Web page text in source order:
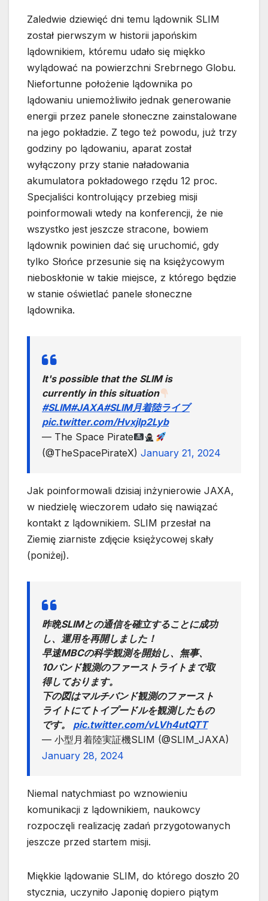
Zaledwie dziewięć dni temu lądownik SLIM
został pierwszym w historii japońskim
lądownikiem, któremu udało się miękko
wylądować na powierzchni Srebrnego Globu.
Niefortunne położenie lądownika po
lądowaniu uniemożliwiło jednak generowanie
energii przez panele słoneczne zainstalowane
na jego pokładzie. Z tego też powodu, już trzy
godziny po lądowaniu, aparat został
wyłączony przy stanie naładowania
akumulatora pokładowego rzędu 12 proc.
Specjaliści kontrolujący przebieg misji
poinformowali wtedy na konferencji, że nie
wszystko jest jeszcze stracone, bowiem
lądownik powinien dać się uruchomić, gdy
tylko Słońce przesunie się na księżycowym
nieboskłonie w takie miejsce, z którego będzie
w stanie oświetlać panele słoneczne
lądownika.
It's possible that the SLIM is
currently in this situation
#SLIM#JAXA#SLIM月着陸ライブ
pic.twitter.com/Hvxjlp2Lyb
— The Space Pirate
(@TheSpacePirateX) January 21, 2024
Jak poinformowali dzisiaj inżynierowie JAXA,
w niedzielę wieczorem udało się nawiązać
kontakt z lądownikiem. SLIM przesłał na
Ziemię ziarniste zdjęcie księżycowej skały
(poniżej).
昨晩SLIMとの通信を確立することに成功
し、運用を再開しました！
早速MBCの科学観測を開始し、無事、
10バンド観測のファーストライトまで取
得しております。
下の図はマルチバンド観測のファースト
ライトにてトイプードルを観測したもの
です。 pic.twitter.com/vLVh4utQTT
— 小型月着陸実証機SLIM (@SLIM_JAXA)
January 28, 2024
Niemal natychmiast po wznowieniu
komunikacji z lądownikiem, naukowcy
rozpoczęli realizację zadań przygotowanych
jeszcze przed startem misji.
Miękkie lądowanie SLIM, do którego doszło 20
stycznia, uczyniło Japonię dopiero piątym